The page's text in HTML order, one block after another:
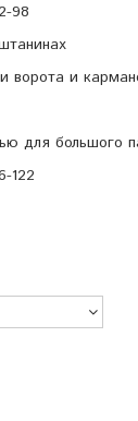
98
ворота и
для большого
122